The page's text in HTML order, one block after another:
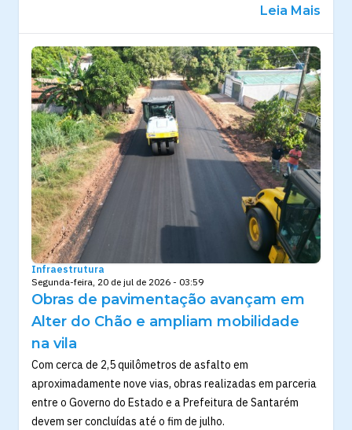
Leia Mais
Infraestrutura
Segunda-feira, 20 de jul de 2026 - 03:59
Obras de pavimentação avançam em
Alter do Chão e ampliam mobilidade
na vila
Com cerca de 2,5 quilômetros de asfalto em
aproximadamente nove vias, obras realizadas em parceria
entre o Governo do Estado e a Prefeitura de Santarém
devem ser concluídas até o fim de julho.